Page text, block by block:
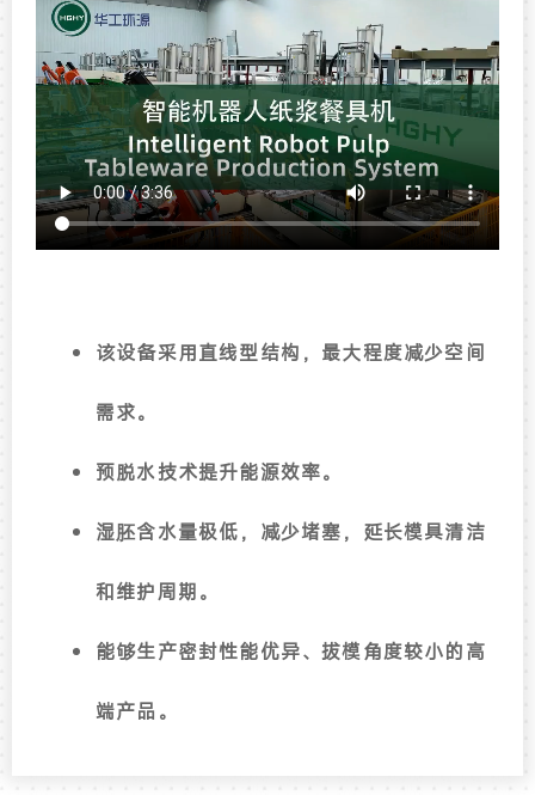
该设备采用直线型结构，最大程度减少空间
需求。
预脱水技术提升能源效率。
湿胚含水量极低，减少堵塞，延长模具清洁
和维护周期。
能够生产密封性能优异、拔模角度较小的高
端产品。